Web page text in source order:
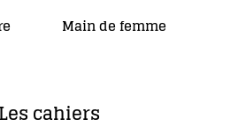
Main de femme
Les cahiers